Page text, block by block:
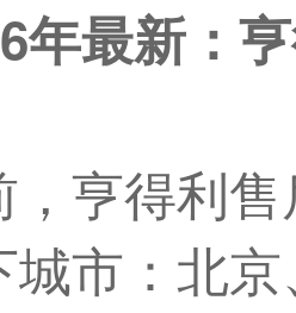
年最新：
，亨得利
城市：北